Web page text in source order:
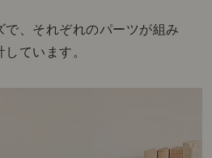
で、それぞれのパーツが組み
ています。